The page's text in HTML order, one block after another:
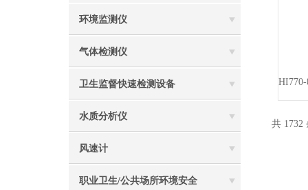
环境监测仪
气体检测仪
卫生监督快速检测设备
水质分析仪
风速计
职业卫生/公共场所环境安全
共 1732